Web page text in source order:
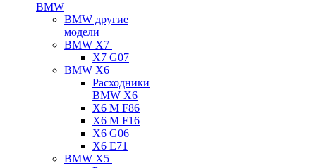
BMW
BMW другие
модели
BMW X7
X7 G07
BMW X6
Расходники
BMW X6
X6 M F86
X6 M F16
X6 G06
X6 E71
BMW X5